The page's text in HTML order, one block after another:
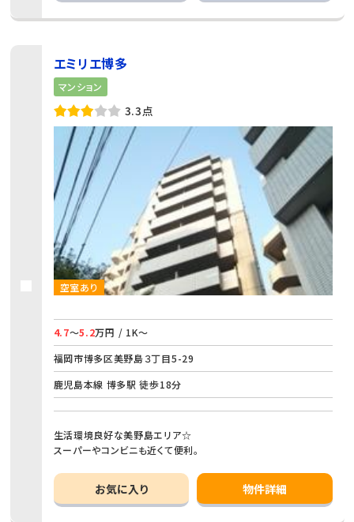
エミリエ博多
マンション
3.3点
空室あり
4.7～5.2万円 / 1K～
福岡市博多区美野島３丁目5-29
鹿児島本線 博多駅 徒歩18分
生活環境良好な美野島エリア☆
スーパーやコンビニも近くて便利。
お気に入り 物件詳細